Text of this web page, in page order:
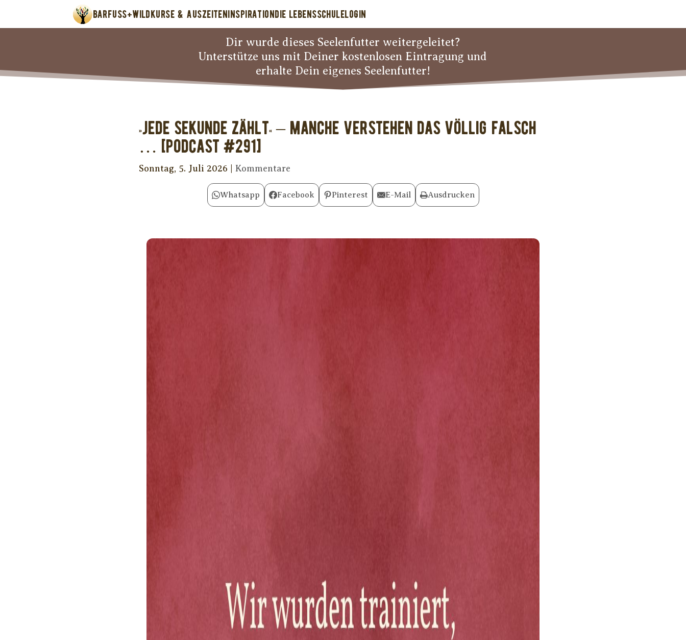
BARFUSS+WILDKURSE & AUSZEITENINSPIRATIONDIE LEBENSSCHULELOGIN
Dir wurde dieses Seelenfutter weitergeleitet?
Unterstütze uns mit Deiner kostenlosen Eintragung und
erhalte Dein eigenes Seelenfutter!
»Jede Sekunde zählt« – manche verstehen das völlig falsch
… [PODCAST #291]
Sonntag, 5. Juli 2026 Kommentare
Whatsapp Facebook Pinterest E-Mail Ausdrucken